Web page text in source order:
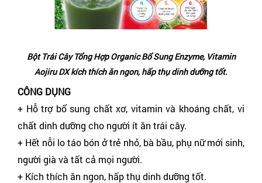
Bột Trái Cây Tổng Hợp Organic Bổ Sung Enzyme, Vitamin
Aojiru DX kích thích ăn ngon, hấp thụ dinh dưỡng tốt.
CÔNG DỤNG
+ Hỗ trợ bổ sung chất xơ, vitamin và khoáng chất, vi
chất dinh dưỡng cho người ít ăn trái cây.
+ Hết nỗi lo táo bón ở trẻ nhỏ, bà bầu, phụ nữ mới sinh,
người già và tất cả mọi người.
+ Kích thích ăn ngon, hấp thụ dinh dưỡng tốt.